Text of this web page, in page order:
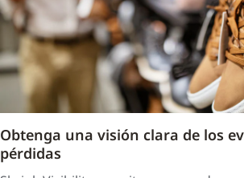
Obtenga una visión clara de los
pérdidas